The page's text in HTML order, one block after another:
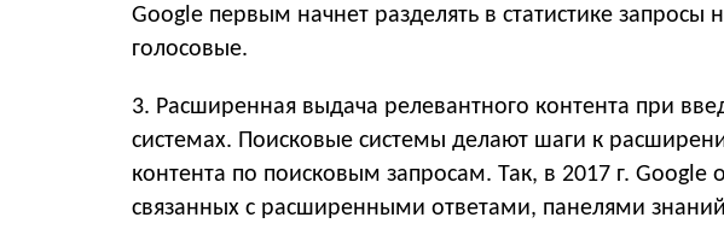
Google первым начнет разделять в статистике
голосовые.
3. Расширенная выдача релевантного контента при
системах. Поисковые системы делают шаги к
контента по поисковым запросам. Так, в 2017 г. Google
связанных с расширенными ответами, панелями